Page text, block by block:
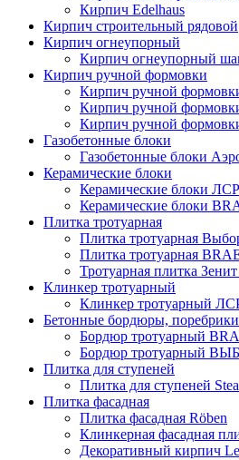
Кирпич Edelhaus
Кирпич строительный рядовой
Кирпич огнеупорный
Кирпич огнеупорный
Кирпич ручной формовки
Кирпич ручной
Кирпич ручной
Кирпич ручной
Газобетонные блоки
Газобетонные блоки
Керамические блоки
Керамические блоки ЛСР
Керамические блоки
Плитка тротуарная
Плитка тротуарная
Плитка тротуарная
Тротуарная плитка
Клинкер тротуарный
Клинкер тротуарный
Бетонные бордюры, поребрики
Бордюр тротуарный
Бордюр тротуарный
Плитка для ступеней
Плитка для ступеней
Плитка фасадная
Плитка фасадная Röben
Клинкерная фасадная
Декоративный кирпич